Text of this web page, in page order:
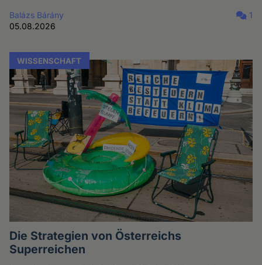
Balázs Bárány
05.08.2026
1
WISSENSCHAFT
Die Strategien von Österreichs
Superreichen